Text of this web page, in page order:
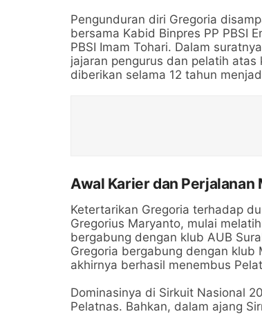
Pengunduran diri Gregoria
bersama Kabid Binpres PP PBSI
PBSI Imam Tohari. Dalam
jajaran pengurus dan pelatih
diberikan selama 12 tahun
Awal Karier dan Perjalanan
Ketertarikan Gregoria terhadap
Gregorius Maryanto, mulai
bergabung dengan klub AUB
Gregoria bergabung dengan klub
akhirnya berhasil menembus
Dominasinya di Sirkuit Nasional
Pelatnas. Bahkan, dalam ajang